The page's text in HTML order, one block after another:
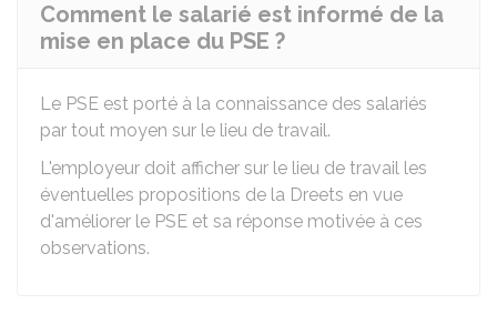
Comment le salarié est informé de la
mise en place du PSE ?
Le PSE est porté à la connaissance des salariés
par tout moyen sur le lieu de travail.
L'employeur doit afficher sur le lieu de travail les
éventuelles propositions de la Dreets en vue
d'améliorer le PSE et sa réponse motivée à ces
observations.